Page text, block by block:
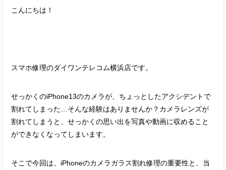
こんにちは！
スマホ修理のダイワンテレコム横浜店です。
せっかくのiPhone13のカメラが、ちょっとしたアクシデントで
割れてしまった…そんな経験はありませんか？カメラレンズが
割れてしまうと、せっかくの思い出を写真や動画に収めること
ができなくなってしまいます。
そこで今回は、iPhoneのカメラガラス割れ修理の重要性と、当